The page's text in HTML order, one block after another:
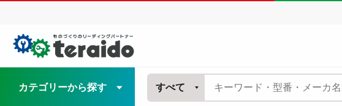
カテゴリーから探す すべて